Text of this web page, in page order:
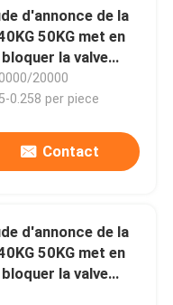
des animaux
d'annonce de la
50KG met en
la valve
de sac met
à ciment
20000
0.258 per piece
Contact
d'annonce de la
50KG met en
la valve
de sac met